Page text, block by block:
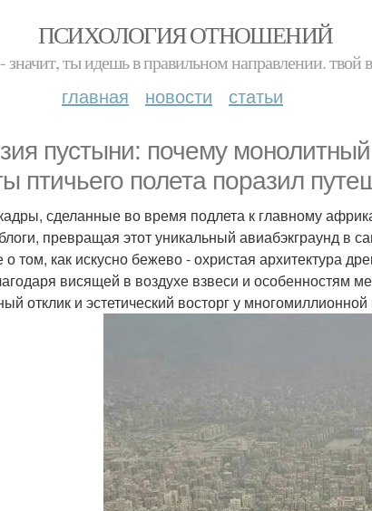
ПСИХОЛОГИЯ ОТНОШЕНИЙ
значит, ты идешь в правильном направлении. твой
главная новости статьи
пустыни: почему
птичьего полета поразил
сделанные во время подлета к главному
превращая этот уникальный авиабэкграунд в
о том, как искусно бежево - охристая архитектура
висящей в воздухе взвеси и особенностям
отклик и эстетический восторг у